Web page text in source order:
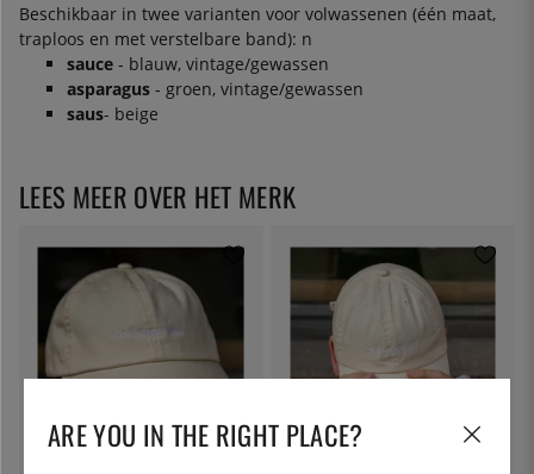
Beschikbaar in twee varianten voor volwassenen (één maat,
traploos en met verstelbare band): n
sauce - blauw, vintage/gewassen
asparagus - groen, vintage/gewassen
saus- beige
LEES MEER OVER HET MERK
ARE YOU IN THE RIGHT PLACE?